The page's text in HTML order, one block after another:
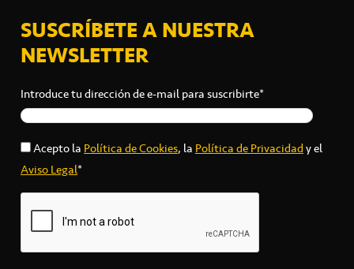
SUSCRÍBETE A NUESTRA
NEWSLETTER
Introduce tu dirección de e-mail para suscribirte*
Acepto laPolítica de Cookies, laPolítica de Privacidady el
Aviso Legal*